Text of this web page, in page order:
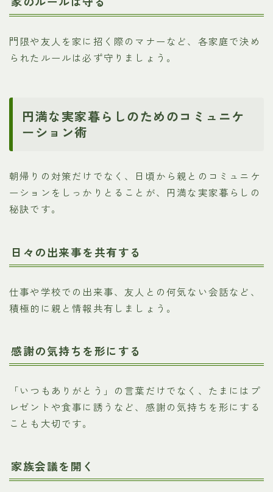
門限や友人を家に招く際のマナーなど、各家庭で決め
られたルールは必ず守りましょう。
円満な実家暮らしのためのコミュニケ
ーション術
朝帰りの対策だけでなく、日頃から親とのコミュニケ
ーションをしっかりとることが、円満な実家暮らしの
秘訣です。
日々の出来事を共有する
仕事や学校での出来事、友人との何気ない会話など、
積極的に親と情報共有しましょう。
感謝の気持ちを形にする
「いつもありがとう」の言葉だけでなく、たまにはプ
レゼントや食事に誘うなど、感謝の気持ちを形にする
ことも大切です。
家族会議を開く